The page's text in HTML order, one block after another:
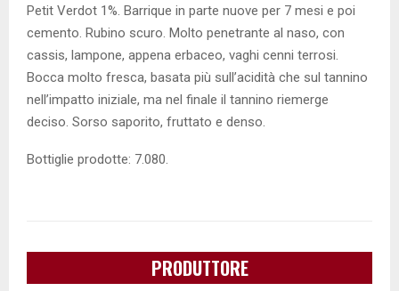
Petit Verdot 1%. Barrique in parte nuove per 7 mesi e poi
cemento. Rubino scuro. Molto penetrante al naso, con
cassis, lampone, appena erbaceo, vaghi cenni terrosi.
Bocca molto fresca, basata più sull’acidità che sul tannino
nell’impatto iniziale, ma nel finale il tannino riemerge
deciso. Sorso saporito, fruttato e denso.
Bottiglie prodotte: 7.080.
PRODUTTORE